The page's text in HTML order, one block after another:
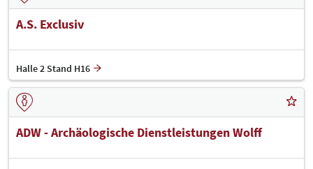
A.S. Exclusiv
Halle 2 Stand H16
ADW - Archäologische Dienstleistungen Wolff